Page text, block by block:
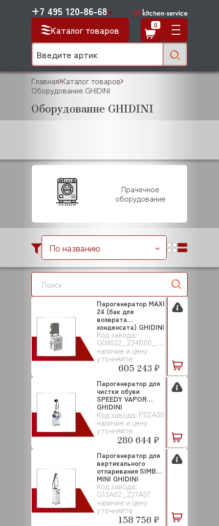
Каталог товаров
+7 495 120-86-68
0
Главная Каталог товаров
Оборудование GHIDINI
Оборудование GHIDINI
Прачечное
оборудование
По названию
Код завода:
G08032_Z24B00_Z24B03
наличие и цену
уточняйте
Парогенератор MAXI
24 (бак для
возврата
конденсата) GHIDINI
605 243 ₽
Код завода: P02A00
наличие и цену
уточняйте
Парогенератор для
чистки обуви
SPEEDY VAPOR
GHIDINI
280 644 ₽
Код завода:
G13A02_Z27A07
наличие и цену
уточняйте
Парогенератор для
вертикального
отпаривания SIMBA
MINI GHIDINI
158 756 ₽